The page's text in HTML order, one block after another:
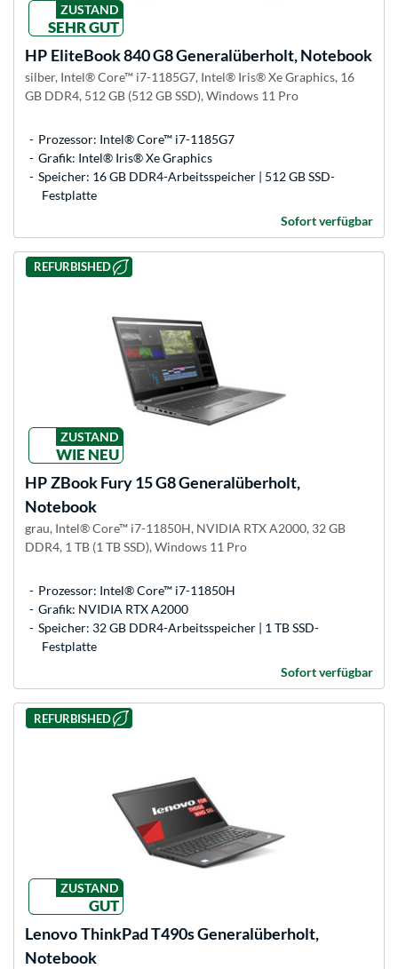
ZUSTAND
SEHR GUT
HP EliteBook 840 G8 Generalüberholt, Notebook
silber, Intel® Core™ i7-1185G7, Intel® Iris® Xe Graphics, 16
GB DDR4, 512 GB (512 GB SSD), Windows 11 Pro
Prozessor: Intel® Core™ i7-1185G7
Grafik: Intel® Iris® Xe Graphics
Speicher: 16 GB DDR4-Arbeitsspeicher | 512 GB SSD-
Festplatte
Sofort verfügbar
REFURBISHED
ZUSTAND
WIE NEU
HPZBook Fury 15 G8 Generalüberholt,
Notebook
grau, Intel® Core™ i7-11850H, NVIDIA RTX A2000, 32 GB
DDR4, 1 TB (1 TB SSD), Windows 11 Pro
Prozessor: Intel® Core™ i7-11850H
Grafik: NVIDIA RTX A2000
Speicher: 32 GB DDR4-Arbeitsspeicher | 1 TB SSD-
Festplatte
Sofort verfügbar
REFURBISHED
ZUSTAND
GUT
LenovoThinkPad T490s Generalüberholt,
Notebook